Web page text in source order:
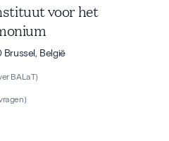
voor het
Brussel, België
BALaT)